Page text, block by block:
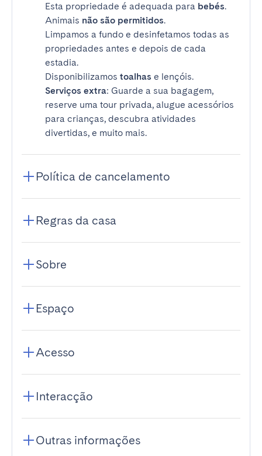
Esta propriedade é adequada para bebés.
Animais não são permitidos.
Limpamos a fundo e desinfetamos todas as
propriedades antes e depois de cada
estadia.
Disponibilizamos toalhas e lençóis.
Serviços extra: Guarde a sua bagagem,
reserve uma tour privada, alugue acessórios
para crianças, descubra atividades
divertidas, e muito mais.
Política de cancelamento
Regras da casa
Sobre
Espaço
Acesso
Interacção
Outras informações